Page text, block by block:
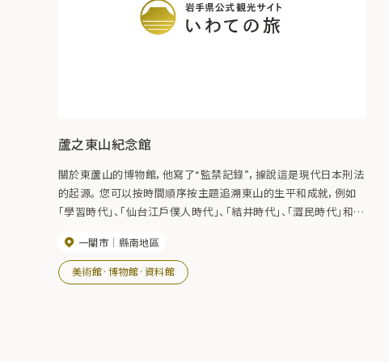
蘆之東山紀念館
關於東蘆山的博物館，他寫了“監禁記錄”，據說這是現代日本刑法
的起源。 您可以按時間順序按主題追溯東山的生平和成就，例如
「學習時代」、「仙台江戶僕人時代」、「結井時代」、「澀民時代」和
和元老院版外，還展出了許多資料，如遺稿《依依遺囑》、上層演
說、上層檔的官方檔和日記。
一關市 縣南地區
美術館·博物館·資料館